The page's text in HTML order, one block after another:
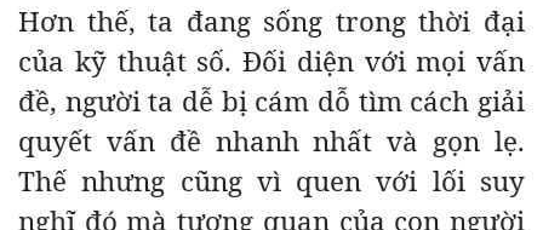
Hơn thế, ta đang sống trong thời đại
của kỹ thuật số. Đối diện với mọi vấn
đề, người ta dễ bị cám dỗ tìm cách giải
quyết vấn đề nhanh nhất và gọn lẹ.
Thế nhưng cũng vì quen với lối suy
nghĩ đó mà tương quan của con người